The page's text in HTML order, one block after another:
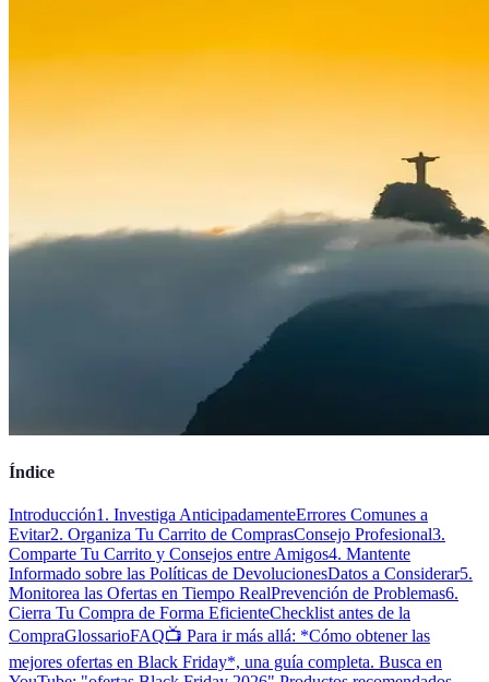
Índice
Introducción1. Investiga AnticipadamenteErrores Comunes a
Evitar2. Organiza Tu Carrito de ComprasConsejo Profesional3.
Comparte Tu Carrito y Consejos entre Amigos4. Mantente
Informado sobre las Políticas de DevolucionesDatos a Considerar5.
Monitorea las Ofertas en Tiempo RealPrevención de Problemas6.
Cierra Tu Compra de Forma EficienteChecklist antes de la
CompraGlossarioFAQ📺 Para ir más allá: *Cómo obtener las
mejores ofertas en Black Friday*, una guía completa. Busca en